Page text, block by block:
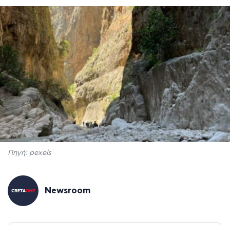
Πηγή: pexels
Newsroom